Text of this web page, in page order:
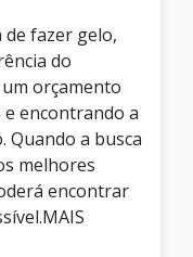
de fazer gelo,
do
orçamento
encontrando a
Quando a busca
melhores
encontrar